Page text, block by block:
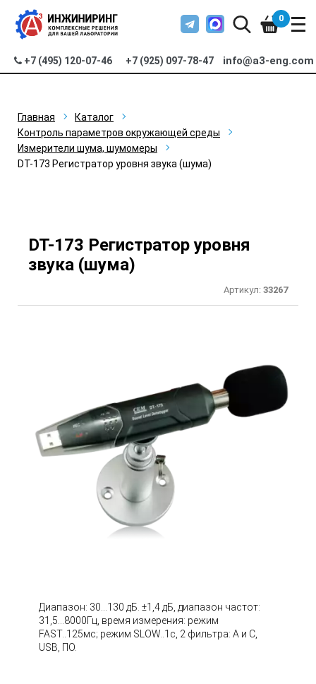
+7 (495) 120-07-46 +7 (925) 097-78-47 info@a3-eng.com
0
Главная
Каталог
Контроль параметров окружающей среды
Измерители шума, шумомеры
DT-173 Регистратор уровня звука (шума)
DT-173 Регистратор уровня
звука (шума)
Артикул: 33267
Диапазон: 30...130 дБ. ±1,4 дБ, диапазон частот:
31,5...8000Гц, время измерения: режим
FAST..125мс; режим SLOW..1с, 2 фильтра: А и С,
USB, ПО.